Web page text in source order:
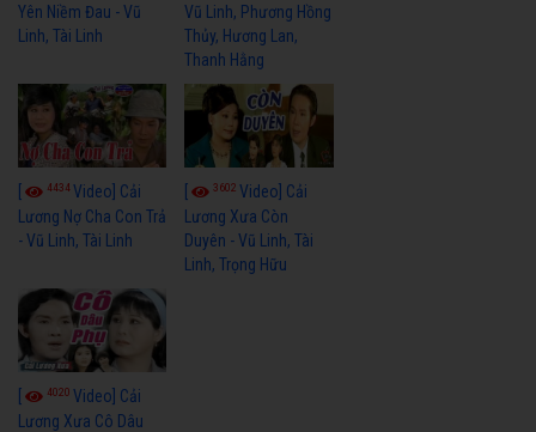
Yên Niềm Đau - Vũ
Linh, Tài Linh
Vũ Linh, Phương Hồng
Thủy, Hương Lan,
Thanh Hằng
4434Video] Cải
Lương Nợ Cha Con Trả
- Vũ Linh, Tài Linh
3602Video] Cải
Lương Xưa Còn
Duyên - Vũ Linh, Tài
Linh, Trọng Hữu
[ 4020 Video] Cải
Lương Xưa Cô Dâu